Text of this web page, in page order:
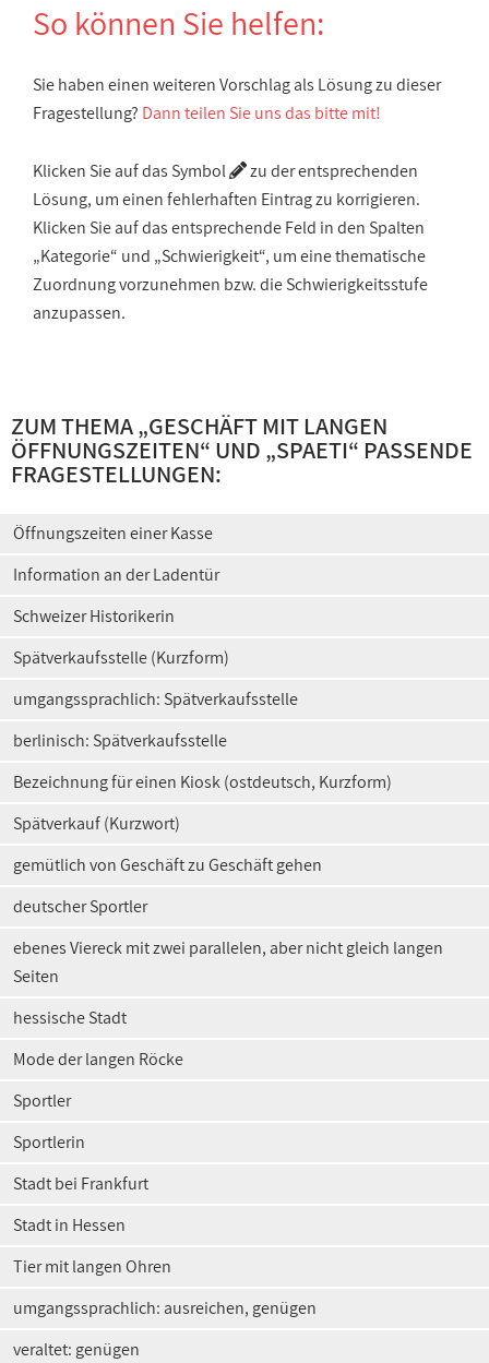
So können Sie helfen:
Sie haben einen weiteren Vorschlag als Lösung zu dieser
Fragestellung? Dann teilen Sie uns das bitte mit!
Klicken Sie auf das Symbol
zu der entsprechenden
Lösung, um einen fehlerhaften Eintrag zu korrigieren.
Klicken Sie auf das entsprechende Feld in den Spalten
„Kategorie“ und „Schwierigkeit“, um eine thematische
Zuordnung vorzunehmen bzw. die Schwierigkeitsstufe
anzupassen.
ZUM THEMA „GESCHÄFT MIT LANGEN
ÖFFNUNGSZEITEN“ UND „SPAETI“ PASSENDE
FRAGESTELLUNGEN:
Öffnungszeiten einer Kasse
Information an der Ladentür
Schweizer Historikerin
Spätverkaufsstelle (Kurzform)
umgangssprachlich: Spätverkaufsstelle
berlinisch: Spätverkaufsstelle
Bezeichnung für einen Kiosk (ostdeutsch, Kurzform)
Spätverkauf (Kurzwort)
gemütlich von Geschäft zu Geschäft gehen
deutscher Sportler
ebenes Viereck mit zwei parallelen, aber nicht gleich langen
Seiten
hessische Stadt
Mode der langen Röcke
Sportler
Sportlerin
Stadt bei Frankfurt
Stadt in Hessen
Tier mit langen Ohren
umgangssprachlich: ausreichen, genügen
veraltet: genügen